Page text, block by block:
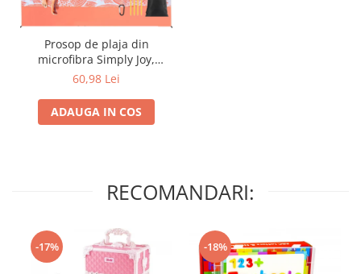
Prosop de plaja din
microfibra Simply Joy,
uscare rapida, fara nisip,
nisip si 4 buzunare, pentru
plaja, calatorii, inot,
60,98 Lei
ADAUGA IN COS
RECOMANDARI:
-17% -18%